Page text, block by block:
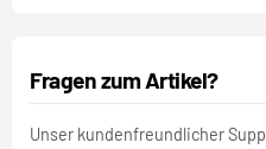
Fragen zum Artikel?
Unser kundenfreundlicher